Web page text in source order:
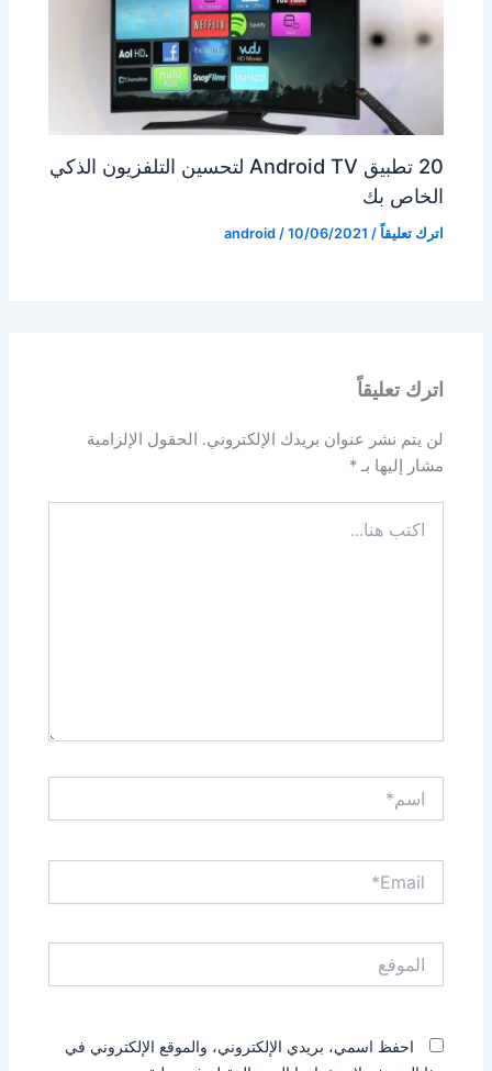
20 تطبيق Android TV لتحسين التلفزيون الذكي
الخاص بك
اترك تعليقاً /
android/ 10/06/2021
اترك تعليقاً
لن يتم نشر عنوان بريدك الإلكتروني. الحقول الإلزامية
مشار إليها بـ*
هنا...
احفظ اسمي، بريدي الإلكتروني، والموقع الإلكتروني في